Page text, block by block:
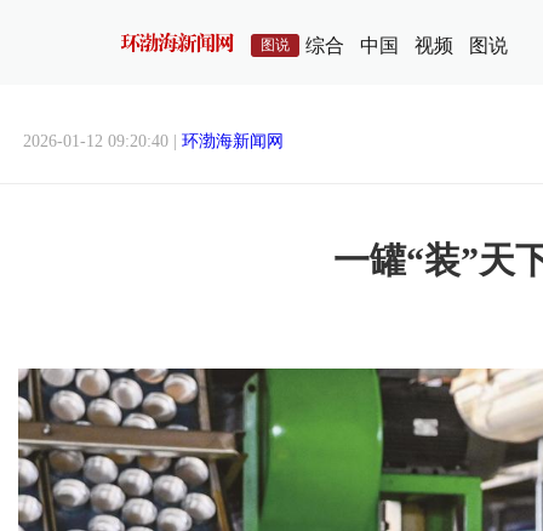
图说 综合 中国 视频 图说
2026-01-12 09:20:40 | 环渤海新闻网
一罐“装”天